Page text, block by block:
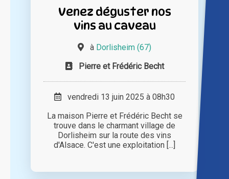
Venez déguster nos
vins au caveau
à Dorlisheim (67)
Pierre et Frédéric Becht
vendredi 13 juin 2025 à 08h30
La maison Pierre et Frédéric Becht se
trouve dans le charmant village de
Dorlisheim sur la route des vins
d'Alsace. C'est une exploitation [...]